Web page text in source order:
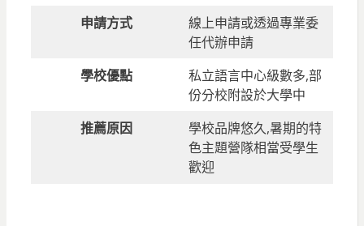
申請方式
線上申請或透過專業委
任代辦申請
學校優點
私立語言中心級數多,部
份分校附設於大學中
推薦原因
學校品牌悠久,暑期的特
色主題營隊相當受學生
歡迎